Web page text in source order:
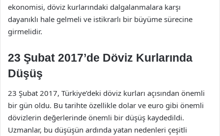
ekonomisi, döviz kurlarındaki dalgalanmalara karşı
dayanıklı hale gelmeli ve istikrarlı bir büyüme sürecine
girmelidir.
23 Şubat 2017’de Döviz Kurlarında
Düşüş
23 Şubat 2017, Türkiye’deki döviz kurları açısından önemli
bir gün oldu. Bu tarihte özellikle dolar ve euro gibi önemli
dövizlerin değerlerinde önemli bir düşüş kaydedildi.
Uzmanlar, bu düşüşün ardında yatan nedenleri çeşitli